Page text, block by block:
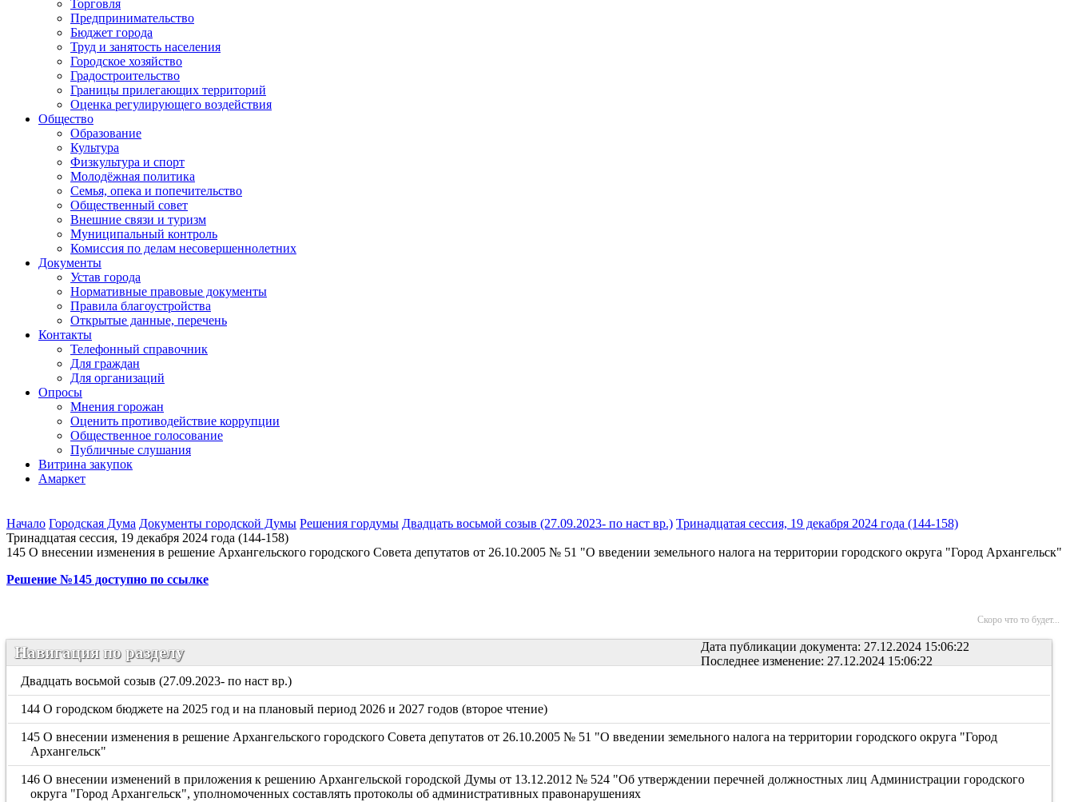
Торговля
Предпринимательство
Бюджет города
Труд и занятость населения
Городское хозяйство
Градостроительство
Границы прилегающих территорий
Оценка регулирующего воздействия
Общество
Образование
Культура
Физкультура и спорт
Молодёжная политика
Семья, опека и попечительство
Общественный совет
Внешние связи и туризм
Муниципальный контроль
Комиссия по делам несовершеннолетних
Документы
Устав города
Нормативные правовые документы
Правила благоустройства
Открытые данные, перечень
Контакты
Телефонный справочник
Для граждан
Для организаций
Опросы
Мнения горожан
Оценить противодействие коррупции
Общественное голосование
Публичные слушания
Витрина закупок
Амаркет
Начало Городская Дума Документы городской Думы Решения гордумы Двадцать восьмой созыв (27.09.2023- по наст вр.) Тринадцатая сессия, 19 декабря 2024 года (144-158)
Тринадцатая сессия, 19 декабря 2024 года (144-158)
145 О внесении изменения в решение Архангельского городского Совета депутатов от 26.10.2005 № 51 "О введении земельного налога на территории городского округа "Город Архангельск"
Решение №145 доступно по ссылке
Скоро что то будет...
Дата публикации документа: 27.12.2024 15:06:22
Последнее изменение: 27.12.2024 15:06:22
Навигация по разделу
Двадцать восьмой созыв (27.09.2023- по наст вр.)
144 О городском бюджете на 2025 год и на плановый период 2026 и 2027 годов (второе чтение)
145 О внесении изменения в решение Архангельского городского Совета депутатов от 26.10.2005 № 51 "О введении земельного налога на территории городского округа "Город
Архангельск"
146 О внесении изменений в приложения к решению Архангельской городской Думы от 13.12.2012 № 524 "Об утверждении перечней должностных лиц Администрации городского
округа "Город Архангельск", уполномоченных составлять протоколы об административных правонарушениях